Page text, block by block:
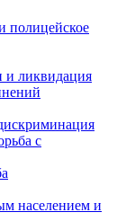
полицейское
и ликвидация
с
населением и